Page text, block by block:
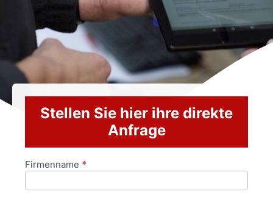
Stellen Sie hier ihre direkte
Anfrage
Anfrageformular
Firmenname *